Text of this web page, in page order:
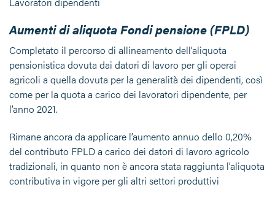
Aumenti di aliquota Fondi pensione (FPLD)
Completato il percorso di allineamento dell’aliquota
pensionistica dovuta dai datori di lavoro per gli operai
agricoli a quella dovuta per la generalità dei dipendenti, così
come per la quota a carico dei lavoratori dipendente, per
l’anno 2021.
Rimane ancora da applicare l’aumento annuo dello 0,20%
del contributo FPLD a carico dei datori di lavoro agricolo
tradizionali, in quanto non è ancora stata raggiunta l’aliquota
contributiva in vigore per gli altri settori produttivi